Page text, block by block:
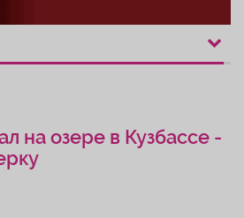
Услуги
Компании
на озере в Кузбассе -